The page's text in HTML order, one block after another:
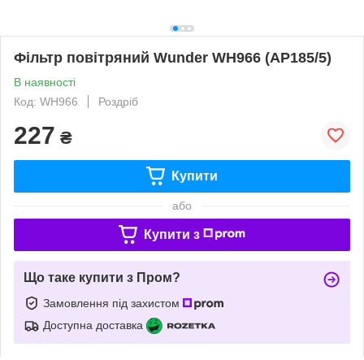
Фільтр повітряний Wunder WH966 (AP185/5)
В наявності
Код: WH966
Роздріб
227 ₴
Купити
або
Купити з
Що таке купити з Пром?
Замовлення під захистом
Доступна доставка